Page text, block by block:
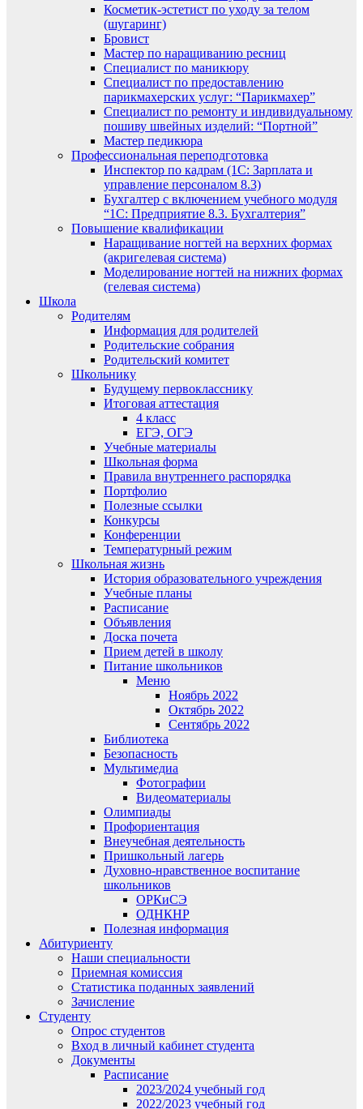
Косметик-эстетист по уходу за телом
(шугаринг)
Бровист
Мастер по наращиванию ресниц
Специалист по маникюру
Специалист по предоставлению
парикмахерских услуг: “Парикмахер”
Специалист по ремонту и индивидуальному
пошиву швейных изделий: “Портной”
Мастер педикюра
Профессиональная переподготовка
Инспектор по кадрам (1С: Зарплата и
управление персоналом 8.3)
Бухгалтер с включением учебного модуля
“1С: Предприятие 8.3. Бухгалтерия”
Повышение квалификации
Наращивание ногтей на верхних формах
(акригелевая система)
Моделирование ногтей на нижних формах
(гелевая система)
Школа
Родителям
Информация для родителей
Родительские собрания
Родительский комитет
Школьнику
Будущему первокласснику
Итоговая аттестация
4 класс
ЕГЭ, ОГЭ
Учебные материалы
Школьная форма
Правила внутреннего распорядка
Портфолио
Полезные ссылки
Конкурсы
Конференции
Температурный режим
Школьная жизнь
История образовательного учреждения
Учебные планы
Расписание
Объявления
Доска почета
Прием детей в школу
Питание школьников
Меню
Ноябрь 2022
Октябрь 2022
Сентябрь 2022
Библиотека
Безопасность
Мультимедиа
Фотографии
Видеоматериалы
Олимпиады
Профориентация
Внеучебная деятельность
Пришкольный лагерь
Духовно-нравственное воспитание
школьников
ОРКиСЭ
ОДНКНР
Полезная информация
Абитуриенту
Наши специальности
Приемная комиссия
Статистика поданных заявлений
Зачисление
Студенту
Опрос студентов
Вход в личный кабинет студента
Документы
Расписание
2023/2024 учебный год
2022/2023 учебный год